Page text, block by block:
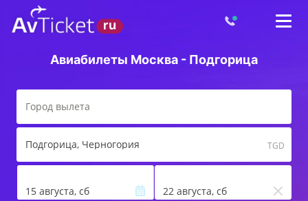
Авиабилеты Москва - Подгорица
Подгорица, Черногория TGD
15 августа, сб 22 августа, сб